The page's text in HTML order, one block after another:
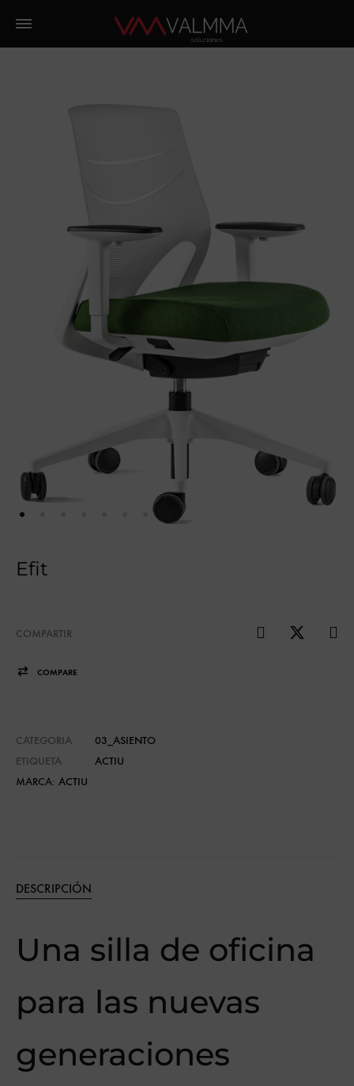
Efit
COMPARTIR
COMPARE
CATEGORIA
03_ASIENTO
ETIQUETA
ACTIU
MARCA: ACTIU
DESCRIPCIÓN
Una silla de oficina
para las nuevas
generaciones